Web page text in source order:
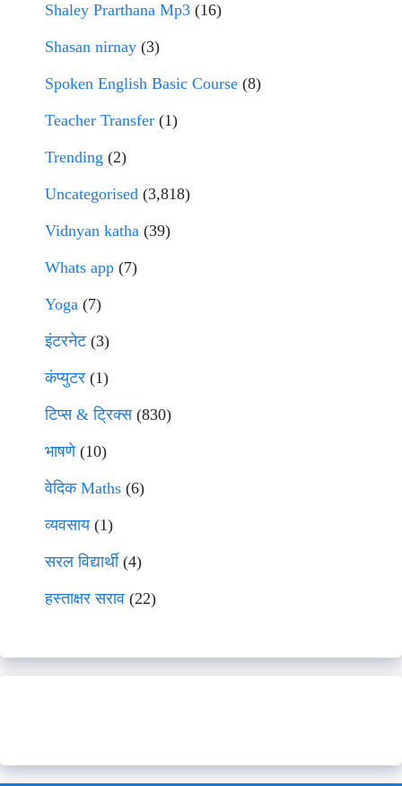
Shaley Prarthana Mp3 (16)
Shasan nirnay (3)
Spoken English Basic Course (8)
Teacher Transfer (1)
Trending (2)
Uncategorised (3,818)
Vidnyan katha (39)
Whats app (7)
Yoga (7)
इंटरनेट(3)
कंप्युटर (1)
टिप्स & ट्रिक्स(830)
भाषणे(10)
वेदिक Maths (6)
व्यवसाय(1)
सरल विद्यार्थी(4)
हस्ताक्षर सराव (22)